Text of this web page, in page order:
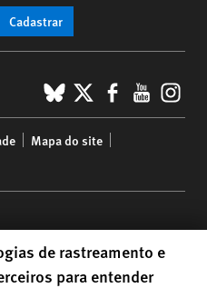
Cadastrar
BlueSky
X
Mapa do site
34th Floor | New York,
preferences
de rastreamento e
para entender